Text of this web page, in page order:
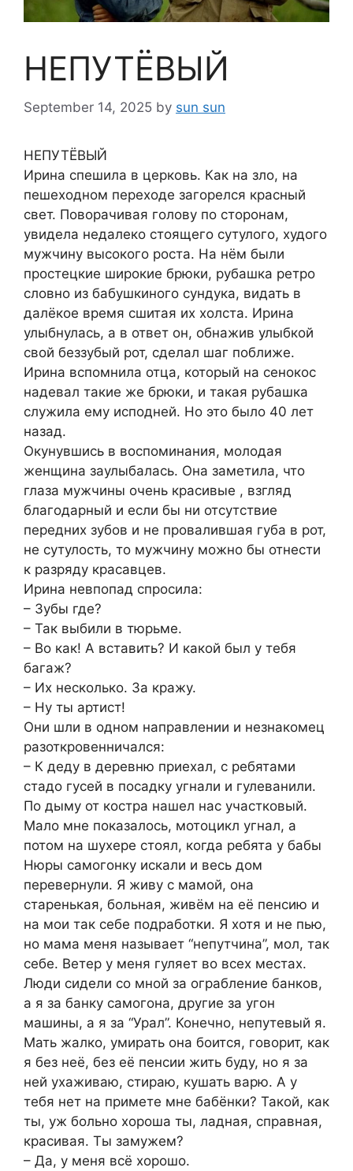
НЕПУТЁВЫЙ
September 14, 2025 by sun sun
НЕПУТЁВЫЙ
Ирина спешила в церковь. Как на зло, на
пешеходном переходе загорелся красный
свет. Поворачивая голову по сторонам,
увидела недалеко стоящего сутулого, худого
мужчину высокого роста. На нём были
простецкие широкие брюки, рубашка ретро
словно из бабушкиного сундука, видать в
далёкое время сшитая их холста. Ирина
улыбнулась, а в ответ он, обнажив улыбкой
свой беззубый рот, сделал шаг поближе.
Ирина вспомнила отца, который на сенокос
надевал такие же брюки, и такая рубашка
служила ему исподней. Но это было 40 лет
назад.
Окунувшись в воспоминания, молодая
женщина заулыбалась. Она заметила, что
глаза мужчины очень красивые , взгляд
благодарный и если бы ни отсутствие
передних зубов и не провалившая губа в рот,
не сутулость, то мужчину можно бы отнести
к разряду красавцев.
Ирина невпопад спросила:
– Зубы где?
– Так выбили в тюрьме.
– Во как! А вставить? И какой был у тебя
багаж?
– Их несколько. За кражу.
– Ну ты артист!
Они шли в одном направлении и незнакомец
разоткровенничался:
– К деду в деревню приехал, с ребятами
стадо гусей в посадку угнали и гулеванили.
По дыму от костра нашел нас участковый.
Мало мне показалось, мотоцикл угнал, а
потом на шухере стоял, когда ребята у бабы
Нюры самогонку искали и весь дом
перевернули. Я живу с мамой, она
старенькая, больная, живём на её пенсию и
на мои так себе подработки. Я хотя и не пью,
но мама меня называет “непутчина”, мол, так
себе. Ветер у меня гуляет во всех местах.
Люди сидели со мной за ограбление банков,
а я за банку самогона, другие за угон
машины, а я за “Урал”. Конечно, непутевый я.
Мать жалко, умирать она боится, говорит, как
я без неё, без её пенсии жить буду, но я за
ней ухаживаю, стираю, кушать варю. А у
тебя нет на примете мне бабëнки? Такой, как
ты, уж больно хороша ты, ладная, справная,
красивая. Ты замужем?
– Да, у меня всё хорошо.